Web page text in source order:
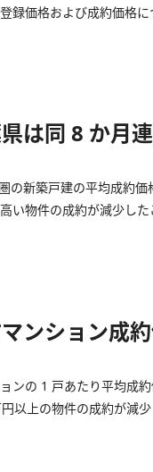
録価格および成約価格に
は同 8 か月
の新築戸建の平均成約
い物件の成約が減少し
ンション成約
ンの 1 戸あたり平均成
以上の物件の成約が減